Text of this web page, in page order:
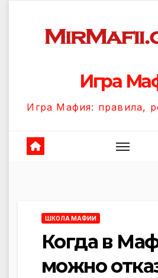
содержанию
Игра
Игра Мафия: правила,
ШКОЛА МАФИИ
Когда в
можно